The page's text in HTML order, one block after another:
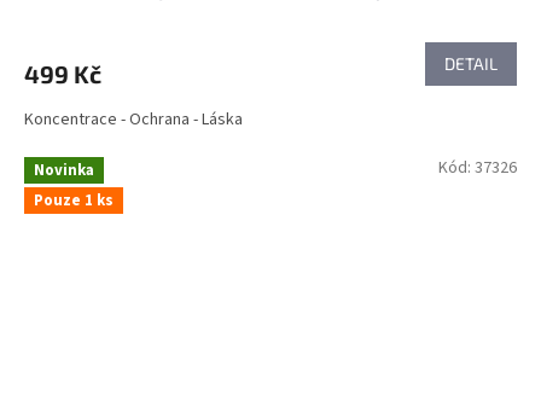
499 Kč DETAIL
Koncentrace - Ochrana - Láska
Novinka
Pouze 1 ks
Kód: 37326